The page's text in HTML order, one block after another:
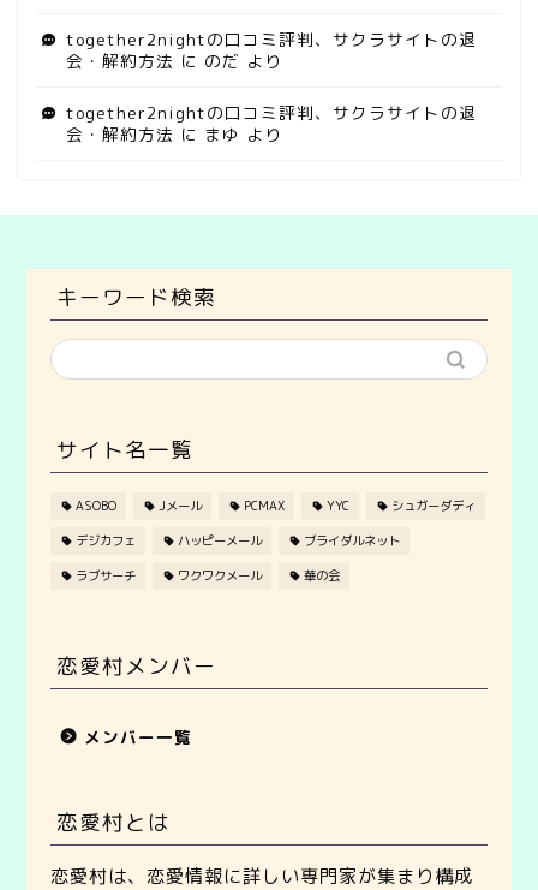
together2nightの口コミ評判、サクラサイトの退
会・解約方法 に のだ より
together2nightの口コミ評判、サクラサイトの退
会・解約方法 に まゆ より
キーワード検索
サイト名一覧
ASOBO Jメール PCMAX YYC シュガーダディ
デジカフェ ハッピーメール ブライダルネット
ラブサーチ ワクワクメール 華の会
恋愛村メンバー
メンバー一覧
恋愛村とは
恋愛村は、恋愛情報に詳しい専門家が集まり構成